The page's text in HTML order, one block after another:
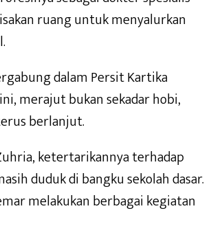
ruang untuk menyalurkan
dalam Persit Kartika
merajut bukan sekadar hobi,
berlanjut.
ketertarikannya terhadap
duduk di bangku sekolah dasar.
melakukan berbagai kegiatan